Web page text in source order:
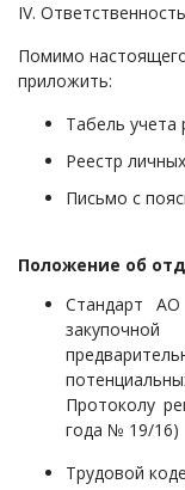
IV. Ответственность
Помимо
приложить:
Табель учета
Реестр
Письмо с
Положение об
Стандарт АО
Протоколу
года № 19/16)
Трудовой